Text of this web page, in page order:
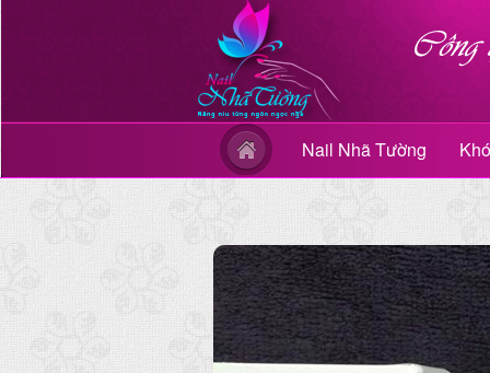
Nail Nhã Tường